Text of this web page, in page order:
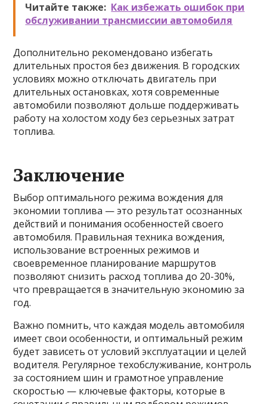
Читайте также: Как избежать ошибок при
обслуживании трансмиссии автомобиля
Дополнительно рекомендовано избегать
длительных простоя без движения. В городских
условиях можно отключать двигатель при
длительных остановках, хотя современные
автомобили позволяют дольше поддерживать
работу на холостом ходу без серьезных затрат
топлива.
Заключение
Выбор оптимального режима вождения для
экономии топлива — это результат осознанных
действий и понимания особенностей своего
автомобиля. Правильная техника вождения,
использование встроенных режимов и
своевременное планирование маршрутов
позволяют снизить расход топлива до 20-30%,
что превращается в значительную экономию за
год.
Важно помнить, что каждая модель автомобиля
имеет свои особенности, и оптимальный режим
будет зависеть от условий эксплуатации и целей
водителя. Регулярное техобслуживание, контроль
за состоянием шин и грамотное управление
скоростью — ключевые факторы, которые в